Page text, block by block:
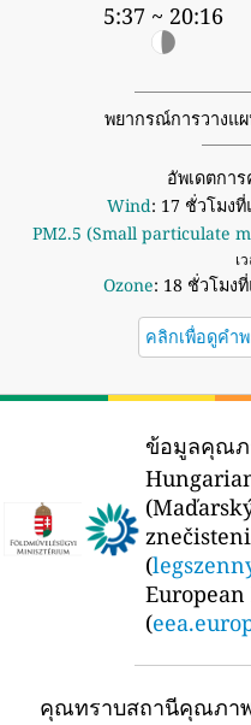
5:37 ~ 20:16
พยากรณ์การวางแผ
อัพเดตกา
Wind: 17 ชั่วโมงที่
PM2.5 (Small particulate
เ
Ozone: 18 ชั่วโมง
คลิกเพื่อดูคำ
ข้อมูลคุณภ
(
(
คุณทราบสถานีคุณภา